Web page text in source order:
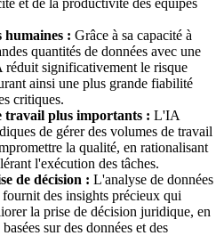
humaines : Grâce à sa capacité à
quantités de données avec une
réduit significativement le risque
ainsi une plus grande fiabilité
critiques.
travail plus importants : L'IA
de gérer des volumes de travail
la qualité, en rationalisant
l'exécution des tâches.
de décision : L'analyse de données
des insights précieux qui
la prise de décision juridique, en
sur des données et des